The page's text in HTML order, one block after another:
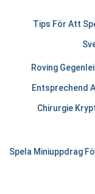
Tips För Att
Roving
Entsprechend
Chirurgie
Spela Miniuppdrag